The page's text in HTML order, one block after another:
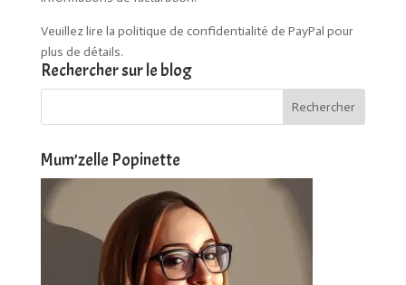
Veuillez lire la politique de confidentialité de PayPal pour
plus de détails.
Rechercher sur le blog
Mum’zelle Popinette